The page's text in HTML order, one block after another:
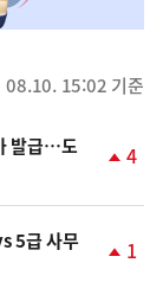
08.10. 15:02 기준
발급…도
상
4
5급 사무
1